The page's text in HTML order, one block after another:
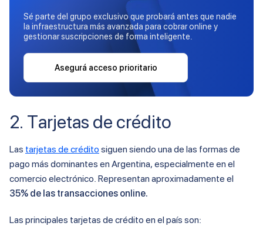
Sé parte del grupo exclusivo que probará antes que nadie
la infraestructura más avanzada para cobrar online y
gestionar suscripciones de forma inteligente.
Asegurá acceso prioritario
2. Tarjetas de crédito
Las tarjetas de crédito siguen siendo una de las formas de
pago más dominantes en Argentina, especialmente en el
comercio electrónico. Representan aproximadamente el
35% de las transacciones online.
Las principales tarjetas de crédito en el país son: